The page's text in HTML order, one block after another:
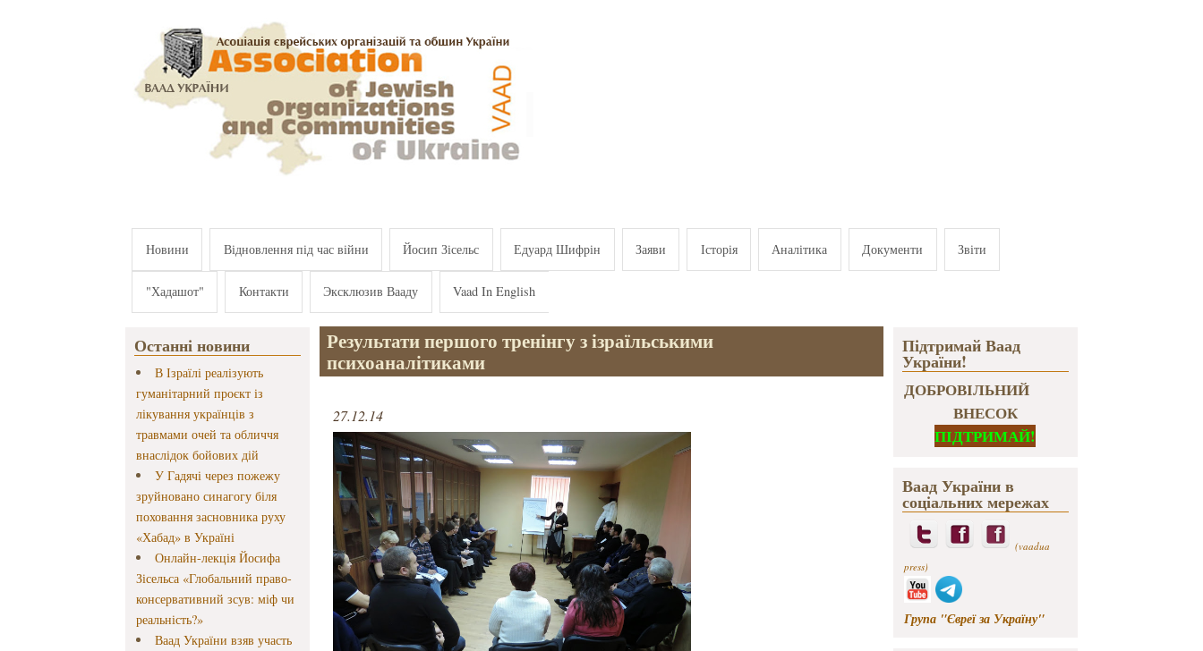
Новини Відновлення під час війни Йосип Зісельс Едуард Шифрін Заяви Історія Аналітика Документи Звіти
"Хадашот" Контакти Эксклюзив Вааду Vaad In English
Останні новини
В Ізраїлі реалізують
гуманітарний проєкт із
лікування українців з
травмами очей та обличчя
внаслідок бойових дій
У Гадячі через пожежу
зруйновано синагогу біля
поховання засновника руху
«Хабад» в Україні
Онлайн-лекція Йосифа
Зісельса «Глобальний право-
консервативний зсув: міф чи
реальність?»
Ваад України взяв участь
Результати першого тренінгу з ізраїльськими
психоаналітиками
27.12.14
Підтримай Ваад
України!
ДОБРОВІЛЬНИЙ
ВНЕСОК
ПІДТРИМАЙ!
Ваад України в
соціальних мережах
(vaadua
press)
Група "Євреї за Україну"